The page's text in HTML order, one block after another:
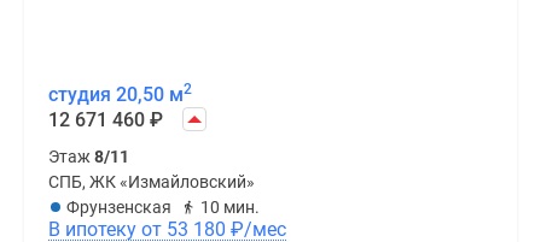
студия 20,50 м2
12 671 460 ₽
Этаж 8/11
СПБ, ЖК «Измайловский»
Фрунзенская
10 мин.
В ипотеку от 53 180 ₽/мес